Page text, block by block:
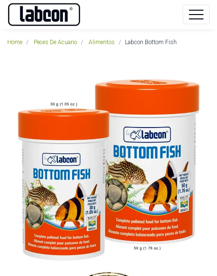
Home Peces De Acuario Alimentos Labcon Bottom Fish